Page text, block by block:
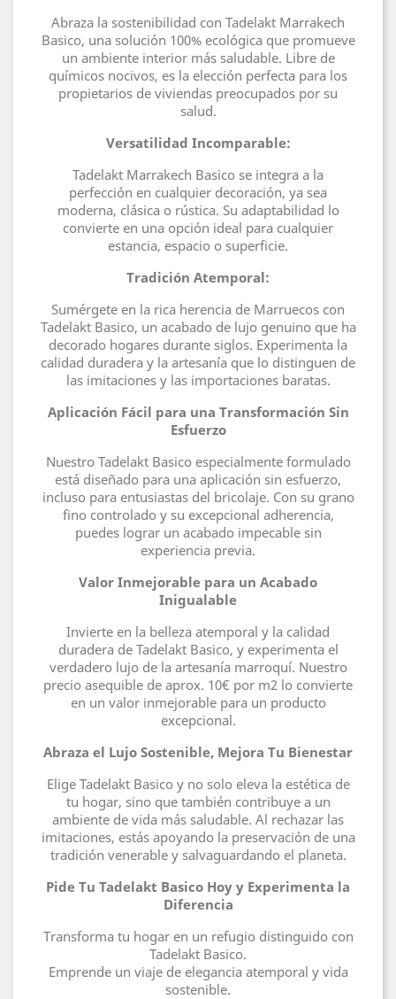
Abraza la sostenibilidad con Tadelakt Marrakech
Basico, una solución 100% ecológica que promueve
un ambiente interior más saludable. Libre de
químicos nocivos, es la elección perfecta para los
propietarios de viviendas preocupados por su
salud.
Versatilidad Incomparable:
Tadelakt Marrakech Basico se integra a la
perfección en cualquier decoración, ya sea
moderna, clásica o rústica. Su adaptabilidad lo
convierte en una opción ideal para cualquier
estancia, espacio o superficie.
Tradición Atemporal:
Sumérgete en la rica herencia de Marruecos con
Tadelakt Basico, un acabado de lujo genuino que ha
decorado hogares durante siglos. Experimenta la
calidad duradera y la artesanía que lo distinguen de
las imitaciones y las importaciones baratas.
Aplicación Fácil para una Transformación Sin
Esfuerzo
Nuestro Tadelakt Basico especialmente formulado
está diseñado para una aplicación sin esfuerzo,
incluso para entusiastas del bricolaje. Con su grano
fino controlado y su excepcional adherencia,
puedes lograr un acabado impecable sin
experiencia previa.
Valor Inmejorable para un Acabado
Inigualable
Invierte en la belleza atemporal y la calidad
duradera de Tadelakt Basico, y experimenta el
verdadero lujo de la artesanía marroquí. Nuestro
precio asequible de aprox. 10€ por m2 lo convierte
en un valor inmejorable para un producto
excepcional.
Abraza el Lujo Sostenible, Mejora Tu Bienestar
Elige Tadelakt Basico y no solo eleva la estética de
tu hogar, sino que también contribuye a un
ambiente de vida más saludable. Al rechazar las
imitaciones, estás apoyando la preservación de una
tradición venerable y salvaguardando el planeta.
Pide Tu Tadelakt Basico Hoy y Experimenta la
Diferencia
Transforma tu hogar en un refugio distinguido con
Tadelakt Basico.
Emprende un viaje de elegancia atemporal y vida
sostenible.